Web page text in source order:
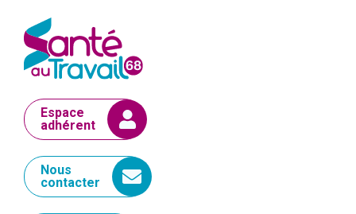
Espace
adhérent
Nous
contacter